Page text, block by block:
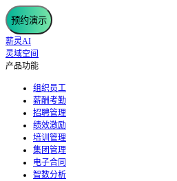
预约演示
薪灵AI
灵域空间
产品功能
组织员工
薪酬考勤
招聘管理
绩效激励
培训管理
集团管理
电子合同
智数分析